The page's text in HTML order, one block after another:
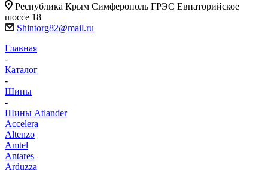
Республика Крым Симферополь ГРЭС Евпаторийское
шоссе 18
Shintorg82@mail.ru
Главная
-
Каталог
-
Шины
-
Шины Atlander
Accelera
Altenzo
Amtel
Antares
Arduzza